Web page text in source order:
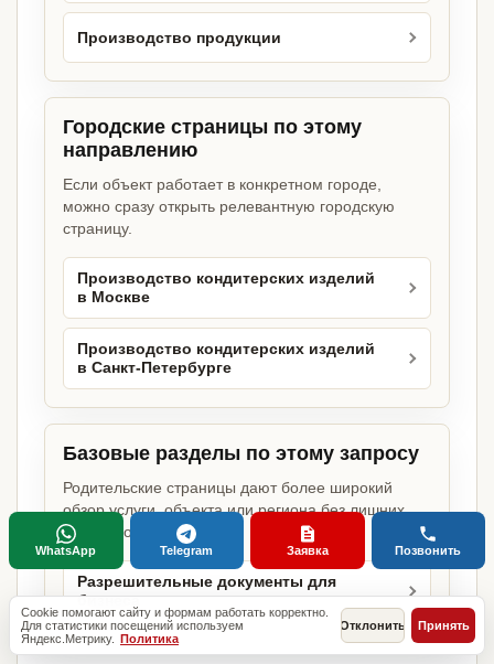
Производство продукции
Городские страницы по этому
направлению
Если объект работает в конкретном городе,
можно сразу открыть релевантную городскую
страницу.
Производство кондитерских изделий
в Москве
Производство кондитерских изделий
в Санкт-Петербурге
Базовые разделы по этому запросу
Родительские страницы дают более широкий
обзор услуги, объекта или региона без лишних
переходов.
Разрешительные документы для
бизнеса
Cookie помогают сайту и формам работать корректно.
Для статистики посещений используем
Яндекс.Метрику. Политика
Отклонить Принять
WhatsApp Telegram Заявка Позвонить